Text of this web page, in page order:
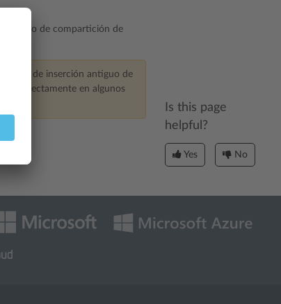
del sitio de compartición de
de inserción antiguo de
correctamente en algunos
Is this page
helpful?
Yes No